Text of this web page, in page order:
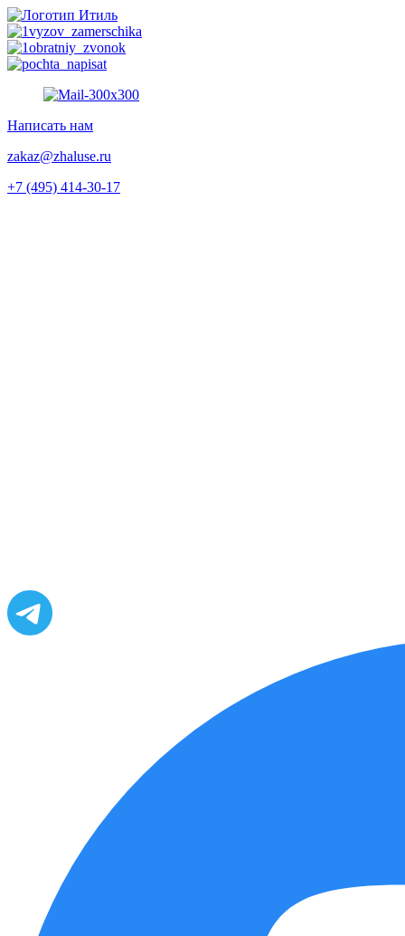
Перейти
к
содержимому
Написать нам
zakaz@zhaluse.ru
+7 (495) 414-30-17‬